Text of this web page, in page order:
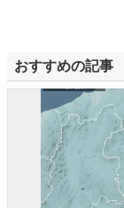
おすすめの記事